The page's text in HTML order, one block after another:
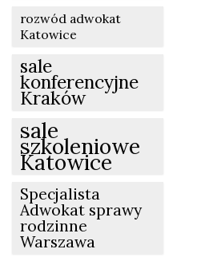
rozwód adwokat
Katowice
sale
konferencyjne
Kraków
sale
szkoleniowe
Katowice
Specjalista
Adwokat sprawy
rodzinne
Warszawa